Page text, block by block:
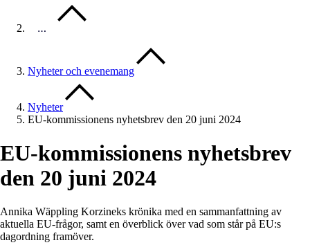
…
Nyheter och evenemang
Nyheter
EU-kommissionens nyhetsbrev den 20 juni 2024
EU-kommissionens nyhetsbrev
den 20 juni 2024
Annika Wäppling Korzineks krönika med en sammanfattning av
aktuella EU-frågor, samt en överblick över vad som står på EU:s
dagordning framöver.